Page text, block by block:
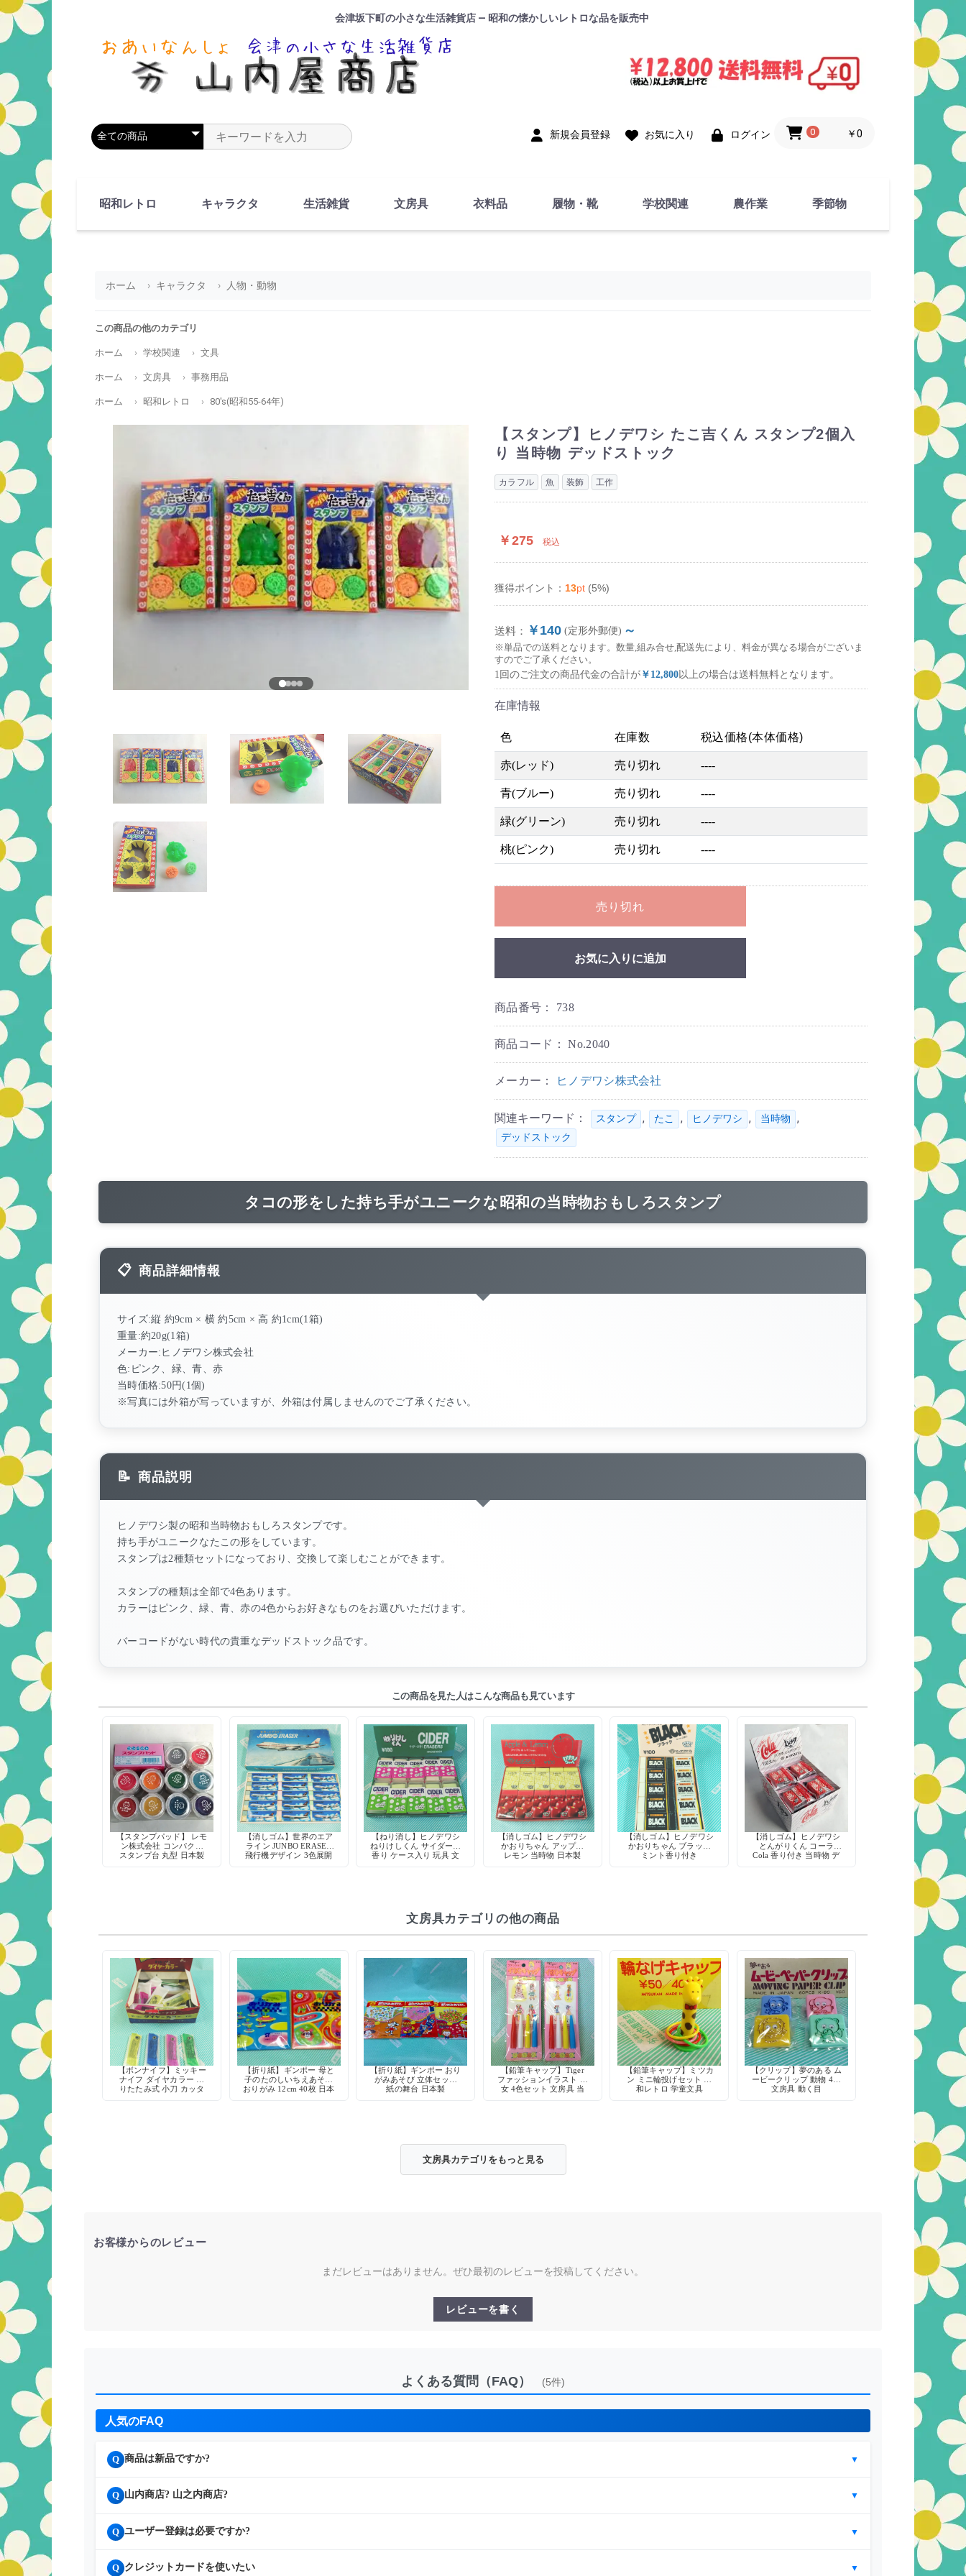
会津坂下町の小さな生活雑貨店 — 昭和の懐かしいレトロな品を販売中
商品カテゴリを選択 商品名やキーワードを入力 新規会員登録 お気に入り ログイン 0 ￥0
昭和レトロ キャラクタ 生活雑貨 文房具 衣料品 履物・靴 学校関連 農作業 季節物
ホーム キャラクタ 人物・動物
この商品の他のカテゴリ
ホーム 学校関連 文具
ホーム 文房具 事務用品
ホーム 昭和レトロ 80's(昭和55-64年)
【スタンプ】ヒノデワシ たこ吉くん スタンプ2個入
り 当時物 デッドストック
カラフル 魚 装飾 工作
￥275 税込
獲得ポイント： 13pt (5%)
送料： ￥140 (定形外郵便) ～
※単品での送料となります。数量,組み合せ,配送先により、料金が異なる場合がございま
すのでご了承ください。
1回のご注文の商品代金の合計が ￥12,800以上の場合は送料無料となります。
在庫情報
色 在庫数 税込価格(本体価格)
赤(レッド) 売り切れ ----
青(ブルー) 売り切れ ----
緑(グリーン) 売り切れ ----
桃(ピンク) 売り切れ ----
売り切れ
お気に入りに追加
商品番号： 738
商品コード：No.2040
メーカー： ヒノデワシ株式会社
関連キーワード： スタンプ , たこ , ヒノデワシ , 当時物 ,
デッドストック
タコの形をした持ち手がユニークな昭和の当時物おもしろスタンプ
商品詳細情報
サイズ:縦 約9cm × 横 約5cm × 高 約1cm(1箱)
重量:約20g(1箱)
メーカー:ヒノデワシ株式会社
色:ピンク、緑、青、赤
当時価格:50円(1個)
※写真には外箱が写っていますが、外箱は付属しませんのでご了承ください。
商品説明
ヒノデワシ製の昭和当時物おもしろスタンプです。
持ち手がユニークなたこの形をしています。
スタンプは2種類セットになっており、交換して楽しむことができます。
スタンプの種類は全部で4色あります。
カラーはピンク、緑、青、赤の4色からお好きなものをお選びいただけます。
バーコードがない時代の貴重なデッドストック品です。
この商品を見た人はこんな商品も見ています
【スタンプパッド】 レモ
ン株式会社 コンパクト
スタンプ台 丸型 日本製
【消しゴム】世界のエア
ライン JUNBO ERASER
飛行機デザイン 3色展開
【ねり消し】ヒノデワシ
ねりけしくん サイダーの
香り ケース入り 玩具 文
【消しゴム】ヒノデワシ
かおりちゃん アップル
レモン 当時物 日本製
【消しゴム】ヒノデワシ
かおりちゃん ブラック
ミント香り付き
【消しゴム】ヒノデワシ
とんがりくん コーラ
Cola 香り付き 当時物 デ
文房具カテゴリの他の商品
【ボンナイフ】ミッキー
ナイフ ダイヤカラー 折
りたたみ式 小刀 カッタ
【折り紙】ギンポー 母と
子のたのしいちえあそび
おりがみ 12cm 40枚 日本
【折り紙】ギンポー おり
がみあそび 立体セット
紙の舞台 日本製
【鉛筆キャップ】Tiger
ファッションイラスト 少
女 4色セット 文房具 当
【鉛筆キャップ】ミツカ
ン ミニ輪投げセット 昭
和レトロ 学童文具
【クリップ】夢のある ム
ービークリップ 動物 4種
文房具 動く目
文房具カテゴリをもっと見る
お客様からのレビュー
まだレビューはありません。ぜひ最初のレビューを投稿してください。
レビューを書く
よくある質問（FAQ） (5件)
人気のFAQ
Q 商品は新品ですか? ▼
Q 山内商店? 山之内商店? ▼
Q ユーザー登録は必要ですか? ▼
Q クレジットカードを使いたい ▼